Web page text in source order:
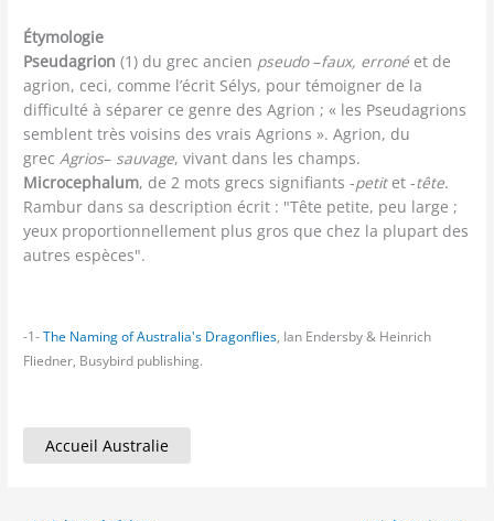
Étymologie
Pseudagrion (1) du grec ancien pseudo–faux, erroné et de
agrion, ceci, comme l’écrit Sélys, pour témoigner de la
difficulté à séparer ce genre des Agrion ; « les Pseudagrions
semblent très voisins des vrais Agrions ». Agrion, du
grecAgrios– sauvage, vivant dans les champs.
Microcephalum, de 2 mots grecs signifiants -petitet -tête.
Rambur dans sa description écrit : "Tête petite, peu large ;
yeux proportionnellement plus gros que chez la plupart des
autres espèces".
-1-The Naming of Australia's Dragonflies, Ian Endersby & Heinrich
Fliedner, Busybird publishing.
Accueil Australie